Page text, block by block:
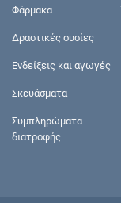
Φάρμακα
Δραστικές ουσίες
Ενδείξεις και αγωγές
Σκευάσματα
Συμπληρώματα
διατροφής